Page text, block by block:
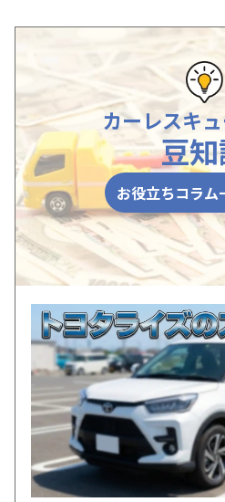
カーレスキ
豆
お役立ちコラム